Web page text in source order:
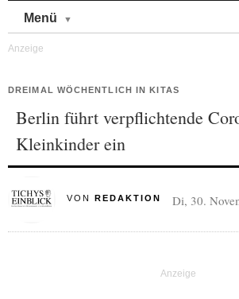
Menü
DREIMAL WÖCHENTLICH IN KITAS
Berlin führt verpflichtende
Kleinkinder ein
VON REDAKTION Di, 30.